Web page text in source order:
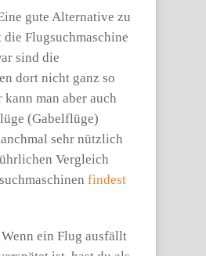
gute Alternative zu
die Flugsuchmaschine
sind die
dort nicht ganz so
man aber auch
(Gabelflüge)
sehr nützlich
Vergleich
findest
ein Flug ausfällt